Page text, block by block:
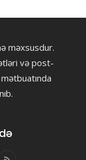
məxsusdur.
və post-